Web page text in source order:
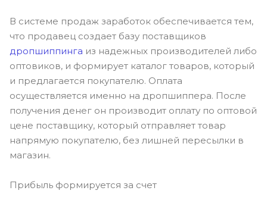
В системе продаж заработок обеспечивается тем,
что продавец создает базу поставщиков
дропшиппинга из надежных производителей либо
оптовиков, и формирует каталог товаров, который
и предлагается покупателю. Оплата
осуществляется именно на дропшиппера. После
получения денег он производит оплату по оптовой
цене поставщику, который отправляет товар
напрямую покупателю, без лишней пересылки в
магазин.
Прибыль формируется за счет